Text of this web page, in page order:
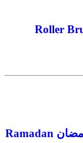
دانلود پروژه آماده افتر افکت تیزر ماه رمضان Ramadan